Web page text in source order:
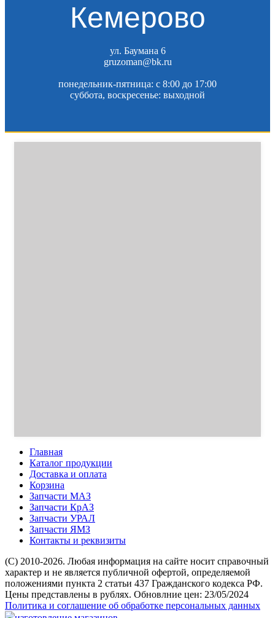
Кемерово
ул. Баумана 6
gruzoman@bk.ru
понедельник-пятница: c 8:00 до 17:00
суббота, воскресенье: выходной
Главная
Каталог продукции
Доставка и оплата
Корзина
Запчасти МАЗ
Запчасти КрАЗ
Запчасти УРАЛ
Запчасти ЯМЗ
Контакты и реквизиты
(C) 2010-2026. Любая информация на сайте носит справочный
характер и не является публичной офертой, определяемой
положениями пункта 2 статьи 437 Гражданского кодекса РФ.
Цены представлены в рублях. Обновлние цен: 23/05/2024
Политика и соглашение об обработке персональных данных